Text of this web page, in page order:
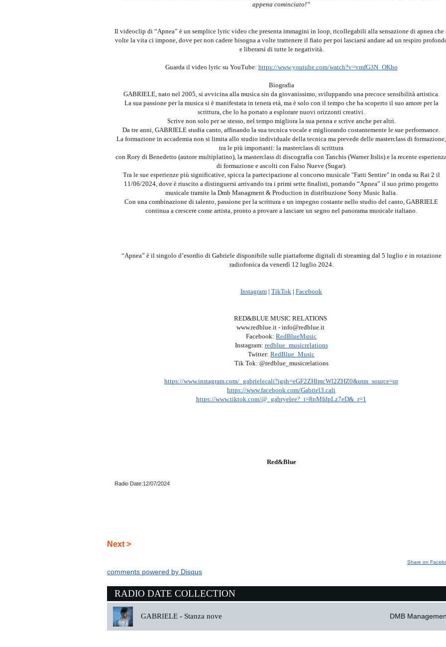
appena cominciato!”
Il videoclip di “Apnea” è un semplice lyric video che presenta immagini in loop, ricollegabili alla sensazione di apnea che
volte la vita ci impone, dove per non cadere bisogna a volte trattenere il fiato per poi lasciarsi andare ad un respiro
e liberarsi di tutte le negatività.
Guarda il video lyric su YouTube: https://www.youtube.com/watch?v=vmfG3N_OKho
Biografia
GABRIELE, nato nel 2005, si avvicina alla musica sin da giovanissimo, sviluppando una precoce sensibilità artistica.
La sua passione per la musica si è manifestata in tenera età, ma è solo con il tempo che ha scoperto il suo amore per la
scrittura, che lo ha portato a esplorare nuovi orizzonti creativi.
Scrive non solo per se stesso, nel tempo migliora la sua penna e scrive anche per altri.
Da tre anni, GABRIELE studia canto, affinando la sua tecnica vocale e migliorando costantemente le sue performance.
La formazione in accademia non si limita allo studio individuale della tecnica ma prevede delle masterclass di formazione,
tra le più importanti: la masterclass di scrittura
con Rory di Benedetto (autore multiplatino), la masterclass di discografia con Tanchis (Warner Itslis) e la recente
di formazione e ascolti con Falso Nueve (Sugar).
Tra le sue esperienze più significative, spicca la partecipazione al concorso musicale "Fatti Sentire" in onda su Rai 2 il
11/06/2024, dove è riuscito a distinguersi arrivando tra i primi sette finalisti, portando “Apnea” il suo primo progetto
musicale tramite la Dmb Managment & Production in distribuzione Sony Music Italia.
Con una combinazione di talento, passione per la scrittura e un impegno costante nello studio del canto, GABRIELE
continua a crescere come artista, pronto a provare a lasciare un segno nel panorama musicale italiano.
“Apnea” è il singolo d’esordio di Gabriele disponibile sulle piattaforme digitali di streaming dal 5 luglio e in rotazione
radiofonica da venerdì 12 luglio 2024.
Instagram | TikTok | Facebook
RED&BLUE MUSIC RELATIONS
www.redblue.it - info@redblue.it
Facebook: RedBlueMusic
Instagram: redblue_musicrelations
Twitter: RedBlue_Music
Tik Tok: @redblue_musicrelations
https://www.instagram.com/_gabrielecali?igsh=eGF2ZHlmcWl2ZHZ0&utm_source=qr
https://www.facebook.com/Gabriel3.cali
https://www.tiktok.com/@_gabryelee?_t=8nMfdpLz7eD&_r=1
Red&Blue
Radio Date:12/07/2024
Next >
Share on
comments powered by Disqus
RADIO DATE COLLECTION
GABRIELE - Stanza nove DMB